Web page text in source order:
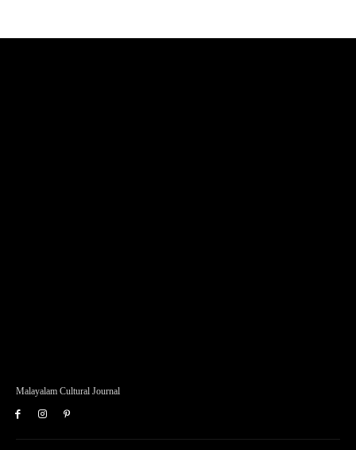
Malayalam Cultural Journal